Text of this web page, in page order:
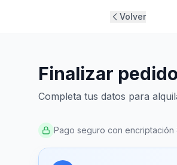
Volver
Finalizar pedido
Completa tus datos para
Pago seguro con encriptación